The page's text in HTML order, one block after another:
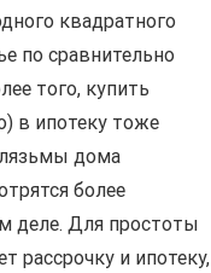
квадратного
по сравнительно
того, купить
в ипотеку тоже
дома
более
деле. Для простоты
рассрочку и ипотеку,